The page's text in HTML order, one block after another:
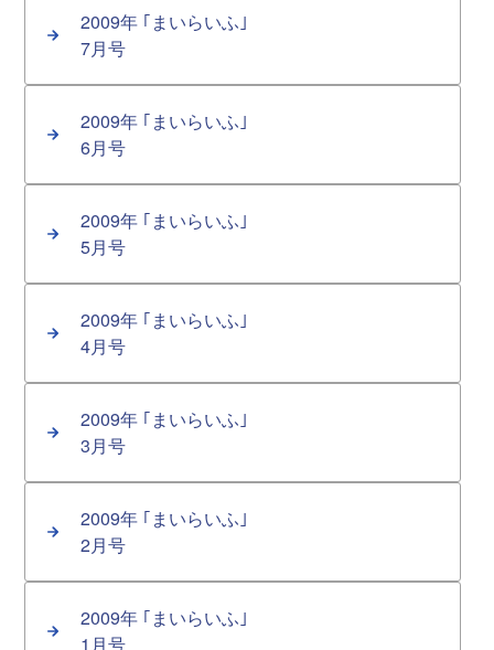
2009年 ｢まいらいふ｣
7月号
2009年 ｢まいらいふ｣
6月号
2009年 ｢まいらいふ｣
5月号
2009年 ｢まいらいふ｣
4月号
2009年 ｢まいらいふ｣
3月号
2009年 ｢まいらいふ｣
2月号
2009年 ｢まいらいふ｣
1月号